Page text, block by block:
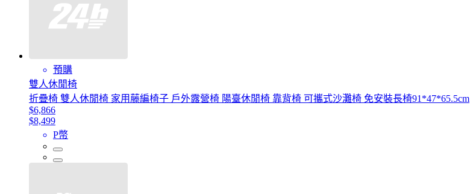
預購
雙人休閒椅
折疊椅 雙人休閒椅 家用藤編椅子 戶外露營椅 陽臺休閒椅 靠背椅 可攜式沙灘椅 免安裝長椅91*47*65.5cm
$6,866
$8,499
P幣